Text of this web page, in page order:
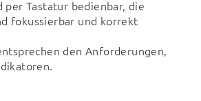
per Tastatur bedienbar, die
fokussierbar und korrekt
den Anforderungen,